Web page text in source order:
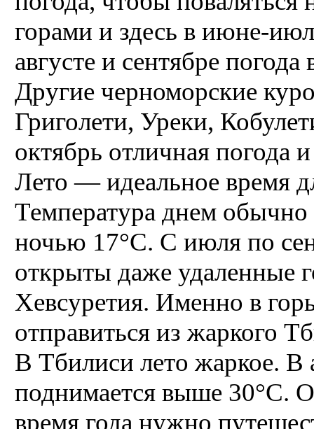
горами и здесь в июне-
августе и сентябре
Другие черноморские
Григолети, Уреки,
октябрь отличная погода
Лето — идеальное время
Температура днем обычно
ночью 17°C. С июля по
открыты даже удаленные
Хевсуретия. Именно в
отправиться из жаркого
В Тбилиси лето жаркое. В
поднимается выше 30°C.
время года нужно